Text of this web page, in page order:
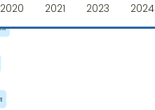
2020 2021 2023 2024